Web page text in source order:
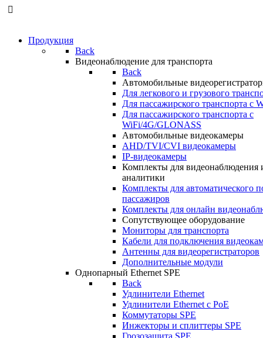
Продукция
Back
Видеонаблюдение для транспорта
Back
Автомобильные
Для легкового и грузового
Для пассажирского транспорта с
Для пассажирского транспорта с
WiFi/4G/GLONASS
Автомобильные видеокамеры
AHD/TVI/CVI видеокамеры
IP-видеокамеры
Комплекты для видеонаблюдения
аналитики
Комплекты для автоматического
пассажиров
Комплекты для онлайн
Сопутствующее оборудование
Мониторы для транспорта
Кабели для подключения
Антенны для видеорегистраторов
Дополнительные модули
Однопарный Ethernet SPE
Back
Удлинители Ethernet
Удлинители Ethernet c PoE
Коммутаторы SPE
Инжекторы и сплиттеры SPE
Грозозащита SPE